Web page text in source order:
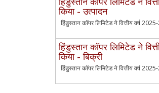
किया - उत्पादन
हिंडुस्तान कॉपर लिमिटेड ने वित्तीय वर्ष
हिंडुस्तान कॉपर लिमिटेड ने
किया - बिक्री
हिंडुस्तान कॉपर लिमिटेड ने वित्तीय वर्ष